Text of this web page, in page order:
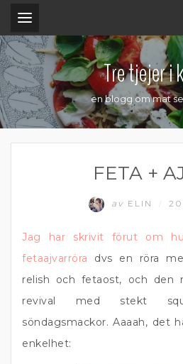
Tre tjejer i
en blogg om mat
FETA +
av ELIN
Jag har skrivit förut om
fetaajvarröra dvs en röra
relish och fetaost, och den
revival med stekt
söndagsmackor. Aaaah, det
enkelhet: